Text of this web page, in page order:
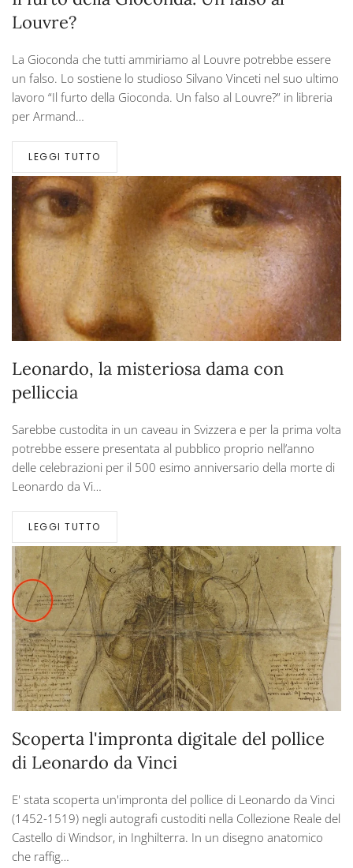
Louvre?
La Gioconda che tutti ammiriamo al Louvre potrebbe essere
un falso. Lo sostiene lo studioso Silvano Vinceti nel suo ultimo
lavoro “Il furto della Gioconda. Un falso al Louvre?” in libreria
per Armand…
LEGGI TUTTO
Leonardo, la misteriosa dama con
pelliccia
Sarebbe custodita in un caveau in Svizzera e per la prima volta
potrebbe essere presentata al pubblico proprio nell’anno
delle celebrazioni per il 500 esimo anniversario della morte di
Leonardo da Vi…
LEGGI TUTTO
Scoperta l'impronta digitale del pollice
di Leonardo da Vinci
E' stata scoperta un'impronta del pollice di Leonardo da Vinci
(1452-1519) negli autografi custoditi nella Collezione Reale del
Castello di Windsor, in Inghilterra. In un disegno anatomico
che raffig…